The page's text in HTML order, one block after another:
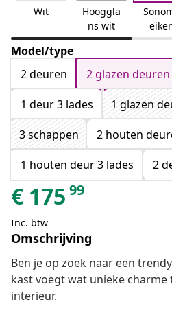
Wit
Hooggla
ns wit
Model/type
2 deuren
2 glazen deuren
1 deur 3 lades
1 glazen
3 schappen
2 houten
1 houten deur 3 lades
2
€ 175 99
Inc. btw
Omschrijving
Ben je op zoek naar een
kast voegt wat unieke charme
interieur.